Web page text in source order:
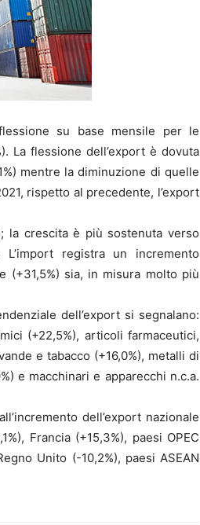
su base mensile per le
La flessione dell’export è dovuta
mentre la diminuzione di quelle
rispetto al precedente, l’export
la crescita è più sostenuta verso
registra un incremento
(+31,5%) sia, in misura molto più
dell’export si segnalano:
(+22,5%), articoli farmaceutici,
e tabacco (+16,0%), metalli di
e macchinari e apparecchi n.c.a.
dell’export nazionale
Francia (+15,3%), paesi OPEC
Unito (-10,2%), paesi ASEAN